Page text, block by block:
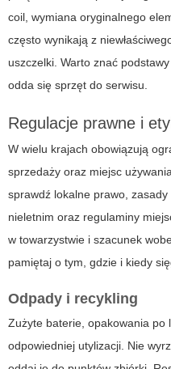
coil, wymiana oryginalnego
często wynikają z
uszczelki. Warto znać
odda się sprzęt do serwisu.
Regulacje prawne i
W wielu krajach obowiązują
sprzedaży oraz miejsc używania
sprawdź lokalne prawo,
nieletnim oraz regulaminy
w towarzystwie i szacunek
pamiętaj o tym, gdzie i kiedy
Odpady i recykling
Zużyte baterie, opakowania po
odpowiedniej utylizacji. Nie